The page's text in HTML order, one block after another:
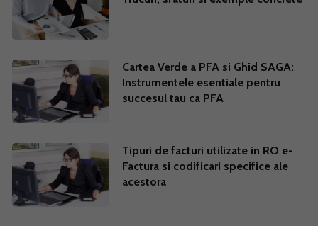
Cartea Verde a PFA si Ghid SAGA:
Instrumentele esentiale pentru
succesul tau ca PFA
Tipuri de facturi utilizate in RO e-
Factura si codificari specifice ale
acestora